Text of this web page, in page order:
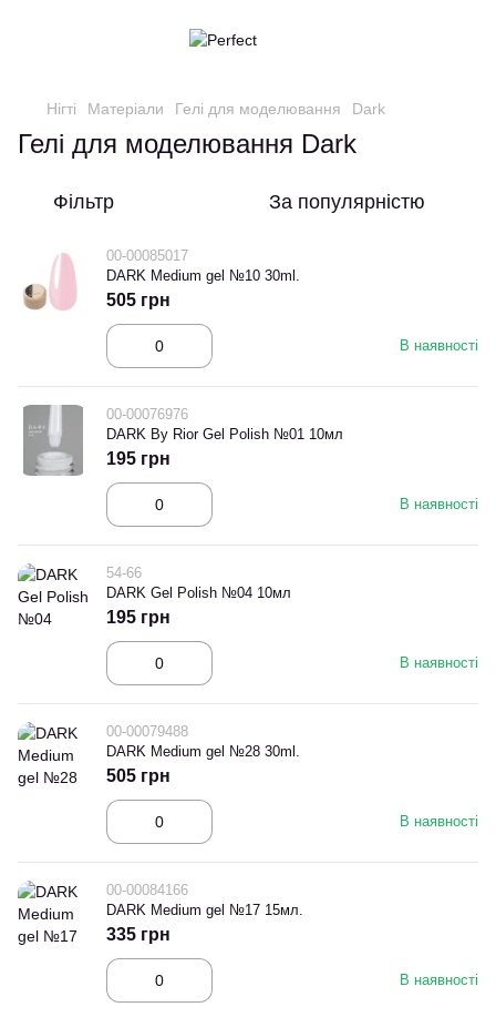
Нігті Матеріали Гелі для моделювання Dark
Гелі для моделювання Dark
Фільтр За популярністю
00-00085017
DARK Medium gel №10 30ml.
В наявності
505 грн
00-00076976
DARK By Rior Gel Polish №01 10мл
В наявності
195 грн
54-66
DARK Gel Polish №04 10мл
В наявності
195 грн
00-00079488
DARK Medium gel №28 30ml.
В наявності
505 грн
00-00084166
DARK Medium gel №17 15мл.
В наявності
335 грн